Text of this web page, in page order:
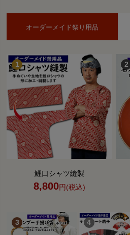
オーダーメイド祭り用品
鯉口シャツ縫製
8,800円(税込)